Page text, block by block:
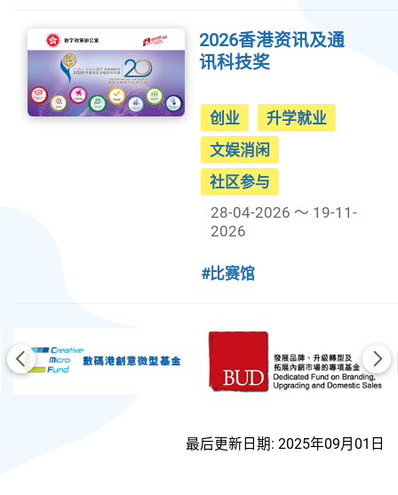
2026香港资讯及通
讯科技奖
创业
升学就业
文娱消闲
社区参与
28-04-2026 ～ 19-11-
2026
#比赛馆
前一页
最后更新日期: 2025年09月01日